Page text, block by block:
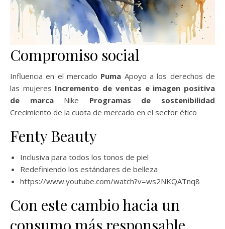
Compromiso social
Influencia en el mercado Puma Apoyo a los derechos de
las mujeres Incremento de ventas e imagen positiva
de marcaNike Programas de sostenibilidad
Crecimiento de la cuota de mercado en el sector ético
Fenty Beauty
Inclusiva para todos los tonos de piel
Redefiniendo los estándares de belleza
https://www.youtube.com/watch?v=ws2NKQATnq8
Con este cambio hacia un
consumo más responsable,